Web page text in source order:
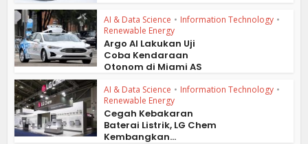
AI & Data Science • Information Technology •
Renewable Energy
Argo AI Lakukan Uji
Coba Kendaraan
Otonom di Miami AS
AI & Data Science • Information Technology •
Renewable Energy
Cegah Kebakaran
Baterai Listrik, LG Chem
Kembangkan...